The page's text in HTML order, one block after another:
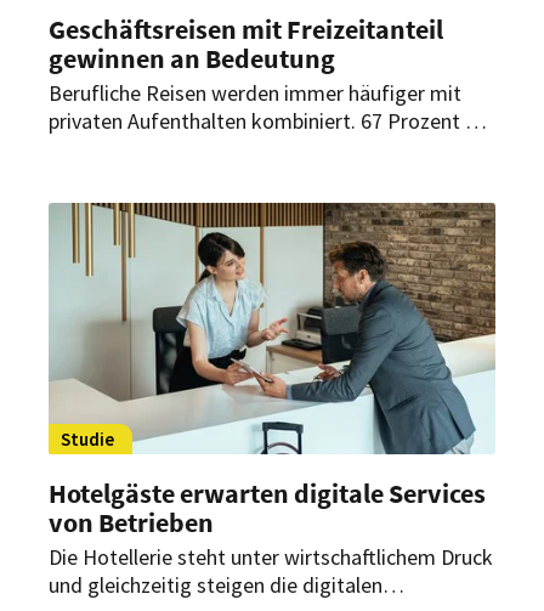
Geschäftsreisen mit Freizeitanteil
gewinnen an Bedeutung
Berufliche Reisen werden immer häufiger mit
privaten Aufenthalten kombiniert. 67 Prozent der
sogenannten „Bleisure-Reisen“. Für Hotels und
Destinationen kann daraus zusätzliche
Nachfrage entstehen.
Studie
Hotelgäste erwarten digitale Services
von Betrieben
Die Hotellerie steht unter wirtschaftlichem Druck
und gleichzeitig steigen die digitalen